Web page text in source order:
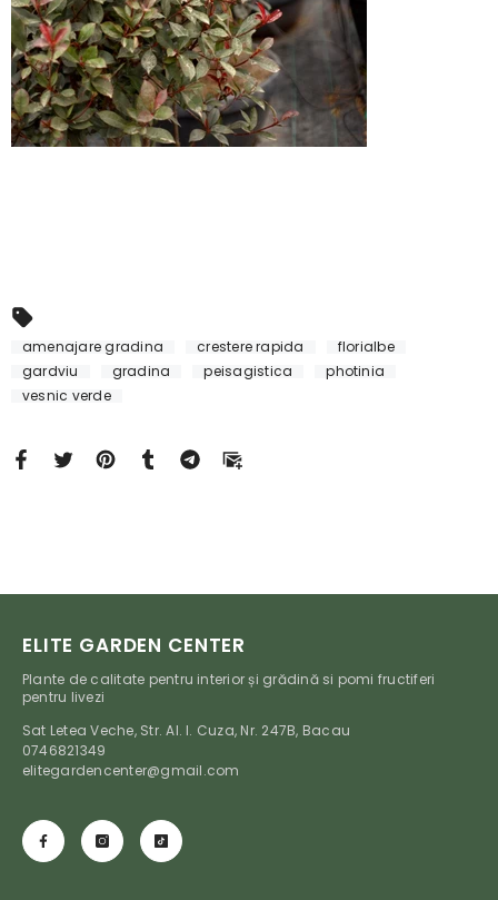
amenajare gradina crestere rapida
florialbe
gardviu
gradina peisagistica
photinia
vesnic verde
ELITE GARDEN CENTER
Plante de calitate pentru interior și grădină si pomi fructiferi
pentru livezi
Sat Letea Veche, Str. Al. I. Cuza, Nr. 247B, Bacau
0746821349
elitegardencenter@gmail.com